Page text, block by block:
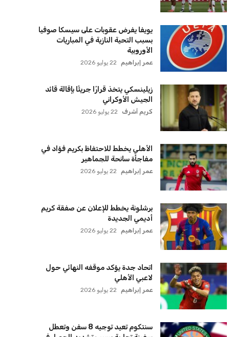
يويفا يفرض عقوبات على سيسكا صوفيا
بسبب التحية النازية في المباريات
الأوروبية
زيلينسكي يتخذ قرارًا جريئًا بإقالة قائد
الجيش الأوكراني
كريم أشرف
الأهلي يخطط للاحتفاظ بكريم فؤاد في
مفاجأة سانحة للجماهير
برشلونة يخطط للإعلان عن صفقة كريم
أديمي الجديدة
عمر إبراهيم
اتحاد جدة يؤكد موقفه النهائي حول
لاعبي الأهلي
عمر إبراهيم 22 يوليو 2026
سنتكوم تعيد توجيه 8 سفن وتعطل
سفينة تجارية بسبب تشديد الحصار في